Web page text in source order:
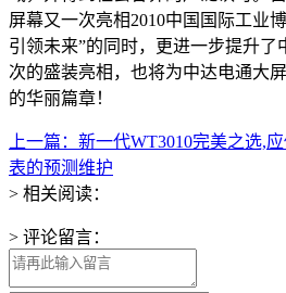
屏幕又一次亮相2010中国国际工业
引领未来”的同时，更进一步提升了
次的盛装亮相，也将为中达电通大
的华丽篇章！
上一篇：新一代WT3010完美之选,
表的预测维护
> 相关阅读：
> 评论留言：